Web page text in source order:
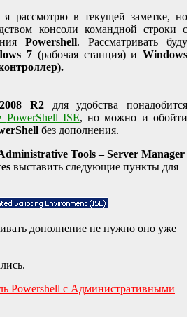
рассмотрю в текущей заметке, но
консоли командной строки с
Powershell. Рассматривать буду
7 (рабочая станция) иWindows
R2для удобства понадобится
PowerShell ISE, но можно и обойти
без дополнения.
Tools – Server Manager
выставить следующие пункты для
дополнение не нужно оно уже
Powershell с Административными